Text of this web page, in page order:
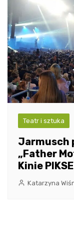
Teatr i sztuka
Jarmusch
„Father
Kinie
Katarzyna